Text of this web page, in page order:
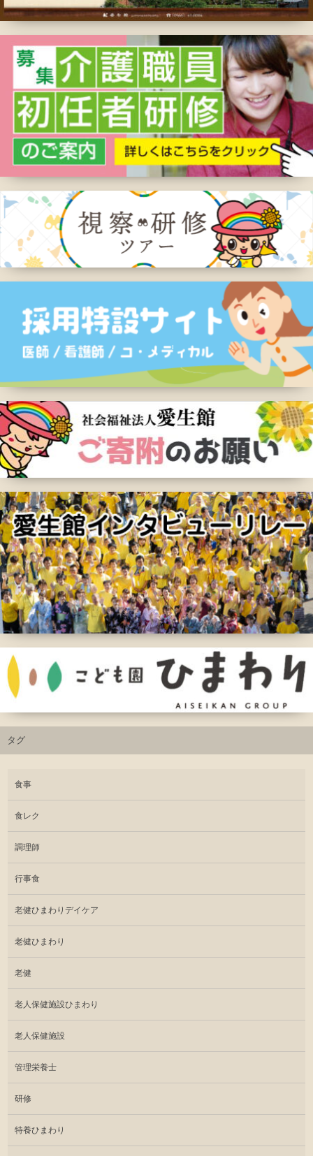
タグ
食事
食レク
調理師
行事食
老健ひまわりデイケア
老健ひまわり
老健
老人保健施設ひまわり
老人保健施設
管理栄養士
研修
特養ひまわり